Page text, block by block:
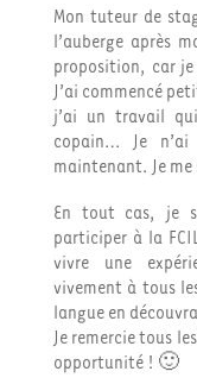
Mon tuteur de
l’auberge après
proposition, car
J’ai commencé
j’ai un travail
copain… Je
maintenant. Je
En tout cas, je
participer à la
vivre une
vivement à tous
langue en
Je remercie tous
opportunité ! 🙂